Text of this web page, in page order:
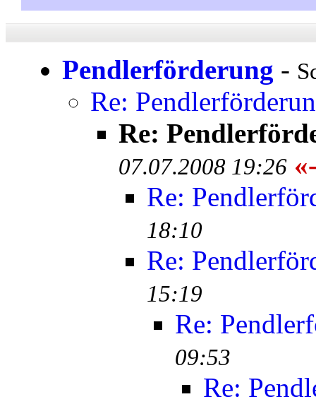
Pendlerförderung -
Re:
Re:
07.07.2008 19:26
Re:
18:10
Re:
15:19
Re:
09:53
Re: